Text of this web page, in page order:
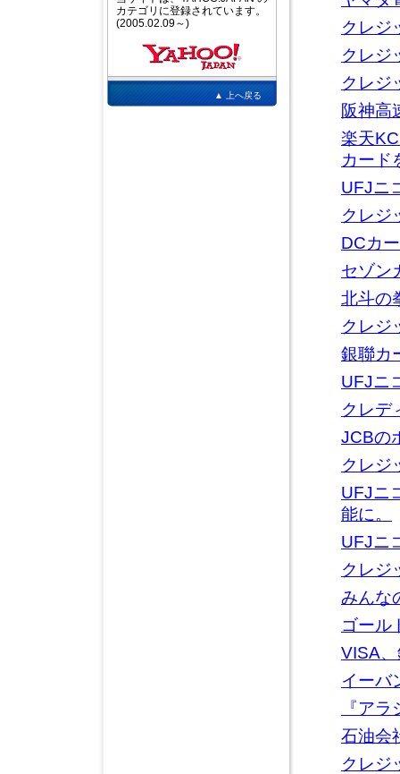
クレジ
クレジ
クレジ
阪神高
楽天
カード
UFJニ
クレジ
DCカ
セゾン
北斗の
クレジ
銀聯カ
UFJニ
クレデ
JCBの
クレジ
UFJニ
能に。
UFJニ
クレジ
みんな
ゴール
VISA
イーバ
『ア
石油会
クレジ
カテゴリに登録されています。
(2005.02.09～)
▲ 上へ戻る